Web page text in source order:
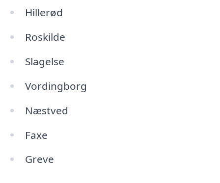
Hillerød
Roskilde
Slagelse
Vordingborg
Næstved
Faxe
Greve